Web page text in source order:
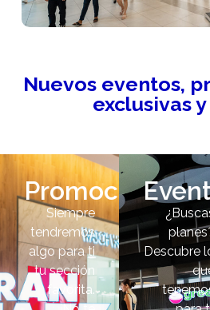
Nuevos eventos,
exclusivas
Promociones
Siempre
tendremos
algo para ti
tu sección
favorita.
Descubre